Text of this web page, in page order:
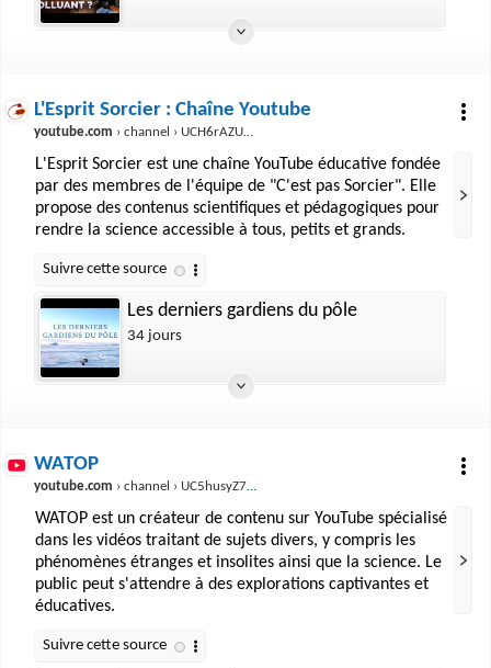
L'Esprit Sorcier : Chaîne Youtube
youtube.com › channel › UCH6rAZUDfVIoVSJjm3vlcnw
L'Esprit Sorcier est une chaîne YouTube éducative fondée
par des membres de l'équipe de "C'est pas Sorcier". Elle
propose des contenus scientifiques et pédagogiques pour
rendre la science accessible à tous, petits et grands.
Les derniers gardiens du pôle
34 jours
WATOP
youtube.com › channel › UC5husyZ7HE5RN4xrg6WwrcA
WATOP est un créateur de contenu sur YouTube spécialisé
dans les vidéos traitant de sujets divers, y compris les
phénomènes étranges et insolites ainsi que la science. Le
public peut s'attendre à des explorations captivantes et
éducatives.